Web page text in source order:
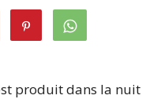
produit dans la nuit